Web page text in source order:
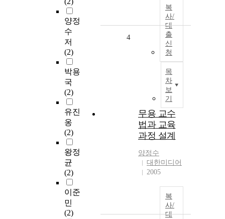
양정
수
저
(2)
박용
국
(2)
유진
옹
(2)
왕정
균
(2)
이준
민
(2)
복
사/
대
출
신
청
목
차
보
기
4
무용 교수
법과 교육
과정 설계
양정수
대한미디어
2005
복
사/
대